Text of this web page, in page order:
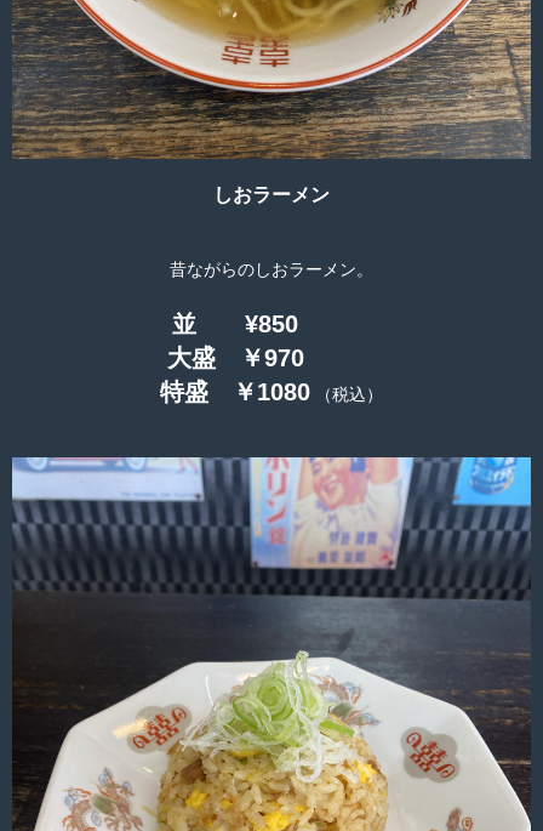
しおラーメン
昔ながらのしおラーメン。
並 ¥850
大盛 ￥970
特盛 ￥1080
（税込）